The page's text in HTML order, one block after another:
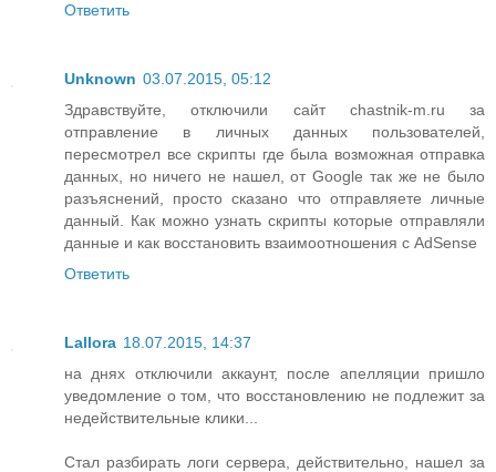
Ответить
Unknown 03.07.2015, 05:12
Здравствуйте, отключили сайт chastnik-m.ru за
отправление в личных данных пользователей,
пересмотрел все скрипты где была возможная отправка
данных, но ничего не нашел, от Google так же не было
разъяснений, просто сказано что отправляете личные
данный. Как можно узнать скрипты которые отправляли
данные и как восстановить взаимоотношения с AdSense
Ответить
Lallora 18.07.2015, 14:37
на днях отключили аккаунт, после апелляции пришло
уведомление о том, что восстановлению не подлежит за
недействительные клики...
Стал разбирать логи сервера, действительно, нашел за